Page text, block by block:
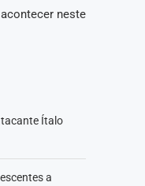
neste
Ítalo
a